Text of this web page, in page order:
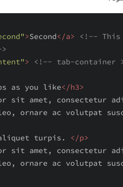
>Second</a>
<!-- This
>
<!-- tab-container
as you like</h3>
sit amet,
leo, ornare ac volutpat
aliquet turpis. </p>
sit amet,
leo, ornare ac volutpat